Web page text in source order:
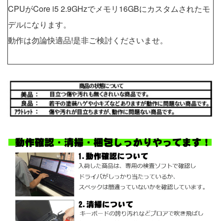
CPUがCore i5 2.9GHzでメモリ16GBにカスタムされたモ
デルになります。
動作は勿論快適品!是非ご検討くださいませ。